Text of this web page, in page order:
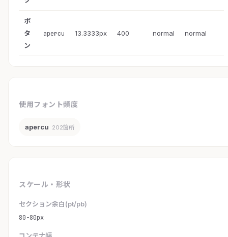
ボ
タ
ン
apercu 13.3333px 400 normal normal
使用フォント頻度
apercu 202箇所
スケール・形状
セクション余白(pt/pb)
80-80px